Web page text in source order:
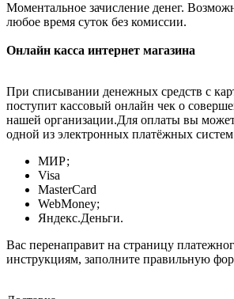
Моментальное зачисление денег.
любое время суток без комиссии.
Онлайн касса интернет магазина
При списывании денежных средств с
поступит кассовый онлайн чек о
нашей организации.Для оплаты вы
одной из электронных платёжных
МИР;
Visa
MasterCard
WebMoney;
Яндекс.Деньги.
Вас перенаправит на страницу
инструкциям, заполните правильную